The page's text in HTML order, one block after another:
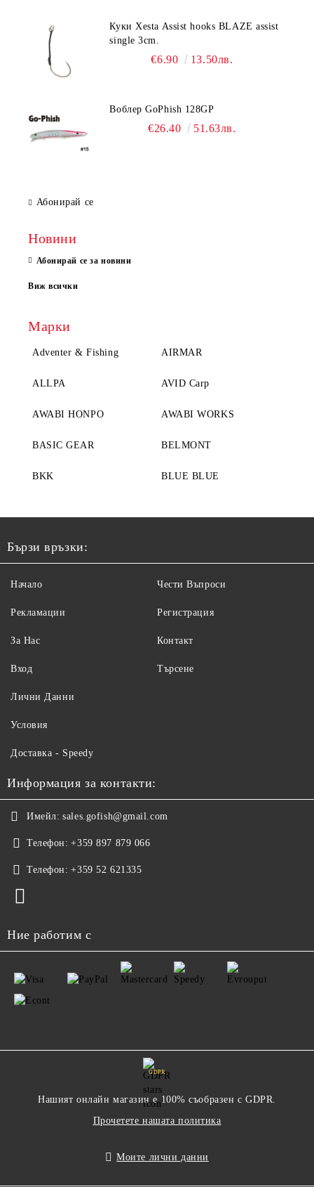
Куки Xesta Assist hooks BLAZE assist
single 3cm.
€6.90 13.50лв.
Воблер GoPhish 128GP
€26.40 51.63лв.
Абонирай се
Новини
Абонирай се за новини
Виж всички
Марки
Adventer & Fishing AIRMAR
ALLPA AVID Carp
AWABI HONPO AWABI WORKS
BASIC GEAR BELMONT
BKK BLUE BLUE
Бързи връзки:
Начало
Рекламации
За Нас
Вход
Чести Въпроси
Регистрация
Контакт
Търсене
Лични Данни
Условия
Доставка - Speedy
Информация за контакти:
Имейл: sales.gofish@gmail.com
Телефон: +359 897 879 066
Телефон: +359 52 621335
Ние работим с
GDPR
Нашият онлайн магазин е 100% съобразен с GDPR.
Прочетете нашата политика
Моите лични данни